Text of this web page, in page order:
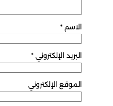
الاسم *
البريد الإلكتروني *
الموقع الإلكتروني